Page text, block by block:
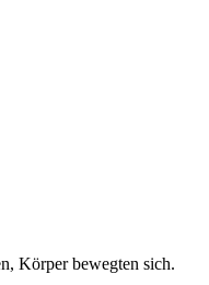
Körper bewegten sich.